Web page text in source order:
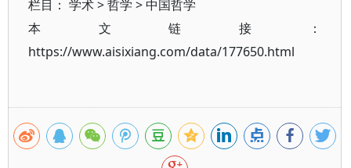
栏目： 学术>哲学 >中国哲学
本文链接：
https://www.aisixiang.com/data/177650.html